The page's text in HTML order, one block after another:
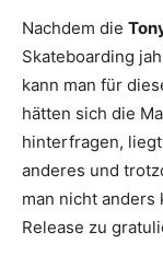
Nachdem die
Skateboarding
kann man für
hätten sich die
hinterfragen,
anderes und
man nicht anders
Release zu